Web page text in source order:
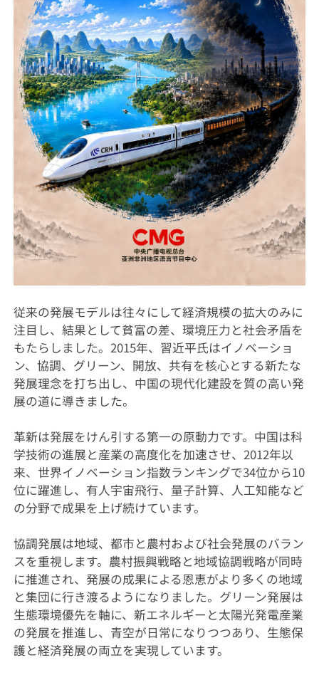
従来の発展モデルは往々にして経済規模の拡大のみに
注目し、結果として貧富の差、環境圧力と社会矛盾を
もたらしました。2015年、習近平氏はイノベーショ
ン、協調、グリーン、開放、共有を核心とする新たな
発展理念を打ち出し、中国の現代化建設を質の高い発
展の道に導きました。
革新は発展をけん引する第一の原動力です。中国は科
学技術の進展と産業の高度化を加速させ、2012年以
来、世界イノベーション指数ランキングで34位から10
位に躍進し、有人宇宙飛行、量子計算、人工知能など
の分野で成果を上げ続けています。
協調発展は地域、都市と農村および社会発展のバラン
スを重視します。農村振興戦略と地域協調戦略が同時
に推進され、発展の成果による恩恵がより多くの地域
と集団に行き渡るようになりました。グリーン発展は
生態環境優先を軸に、新エネルギーと太陽光発電産業
の発展を推進し、青空が日常になりつつあり、生態保
護と経済発展の両立を実現しています。